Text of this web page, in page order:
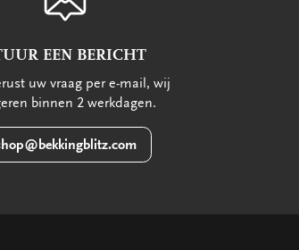
EEN BERICHT
uw vraag per e-mail, wij
binnen 2 werkdagen.